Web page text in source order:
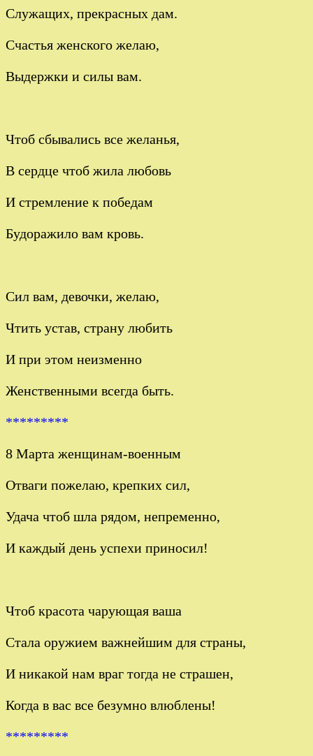
Служащих, прекрасных дам.
Счастья женского желаю,
Выдержки и силы вам.
Чтоб сбывались все желанья,
В сердце чтоб жила любовь
И стремление к победам
Будоражило вам кровь.
Сил вам, девочки, желаю,
Чтить устав, страну любить
И при этом неизменно
Женственными всегда быть.
*********
8 Марта женщинам-военным
Отваги пожелаю, крепких сил,
Удача чтоб шла рядом, непременно,
И каждый день успехи приносил!
Чтоб красота чарующая ваша
Стала оружием важнейшим для страны,
И никакой нам враг тогда не страшен,
Когда в вас все безумно влюблены!
*********